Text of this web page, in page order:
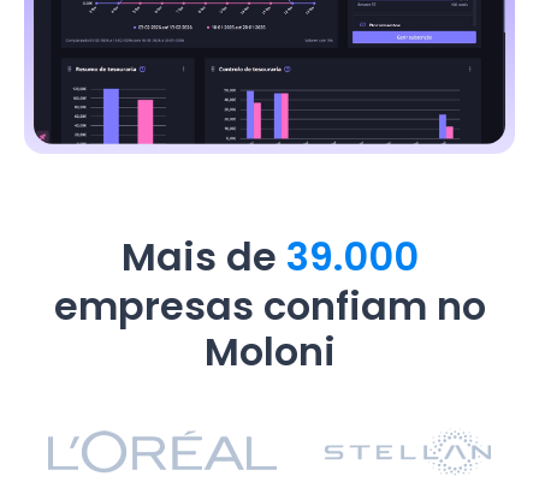
Mais de 39.000
empresas confiam no
Moloni